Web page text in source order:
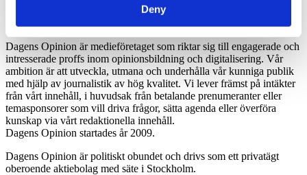
Deny
Dagens Opinion är medieföretaget som riktar sig till engagerade och
intresserade proffs inom opinionsbildning och digitalisering. Vår
ambition är att utveckla, utmana och underhålla vår kunniga publik
med hjälp av journalistik av hög kvalitet. Vi lever främst på intäkter
från vårt innehåll, i huvudsak från betalande prenumeranter eller
temasponsorer som vill driva frågor, sätta agenda eller överföra
kunskap via vårt redaktionella innehåll.
Dagens Opinion startades år 2009.
Dagens Opinion är politiskt obundet och drivs som ett privatägt
oberoende aktiebolag med säte i Stockholm.